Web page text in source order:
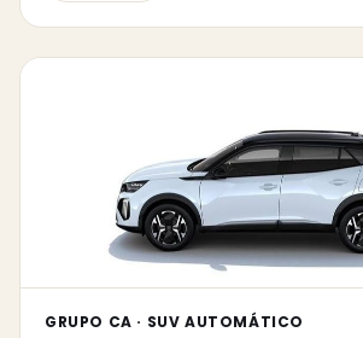
GRUPO CA · SUV AUTOMÁTICO